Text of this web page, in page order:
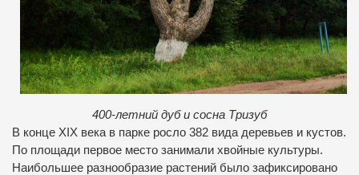
400-летний дуб и сосна Тризуб
В конце XIX века в парке росло 382 вида деревьев и кустов.
По площади первое место занимали хвойные культуры.
Наибольшее разнообразие растений было зафиксировано